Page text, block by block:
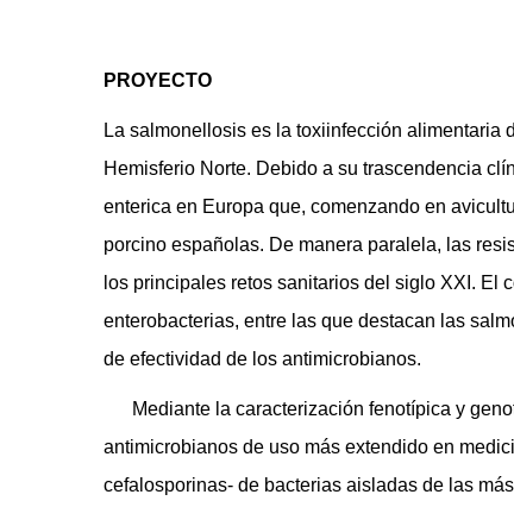
PROYECTO
La salmonellosis es la toxiinfección alimentaria
Hemisferio Norte. Debido a su trascendencia
enterica en Europa que, comenzando en
porcino españolas. De manera paralela, las
los principales retos sanitarios del siglo XXI. El
enterobacterias, entre las que destacan las
de efectividad de los antimicrobianos.
Mediante la caracterización fenotípica y
antimicrobianos de uso más extendido en
cefalosporinas- de bacterias aisladas de las